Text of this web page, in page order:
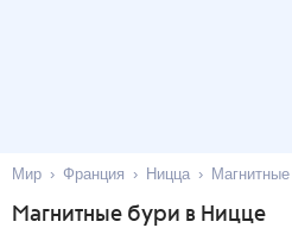
Мир Франция Ницца
Магнитные бури в Ницце